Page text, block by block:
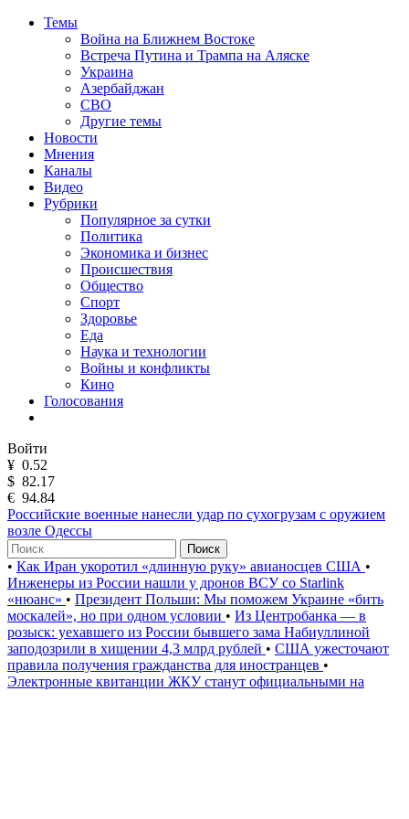
Темы
Война на Ближнем Востоке
Встреча Путина и Трампа на Аляске
Украина
Азербайджан
СВО
Другие темы
Новости
Мнения
Каналы
Видео
Рубрики
Популярное за сутки
Политика
Экономика и бизнес
Происшествия
Общество
Спорт
Здоровье
Еда
Наука и технологии
Войны и конфликты
Кино
Голосования
Войти
¥ 0.52
$ 82.17
€ 94.84
Российские военные нанесли удар по сухогрузам с оружием
возле Одессы
Поиск
• Как Иран укоротил «длинную руку» авианосцев США •
Инженеры из России нашли у дронов ВСУ со Starlink
«нюанс» • Президент Польши: Мы поможем Украине «бить
москалей», но при одном условии • Из Центробанка — в
розыск: уехавшего из России бывшего зама Набиуллиной
заподозрили в хищении 4,3 млрд рублей • США ужесточают
правила получения гражданства для иностранцев •
Электронные квитанции ЖКУ станут официальными на